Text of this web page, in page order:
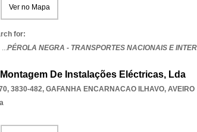
Ver no Mapa
for:
PÉROLA NEGRA - TRANSPORTES NACIONAIS E
De Instalações Eléctricas, Lda
3830-482, GAFANHA ENCARNACAO ILHAVO, AVEIRO